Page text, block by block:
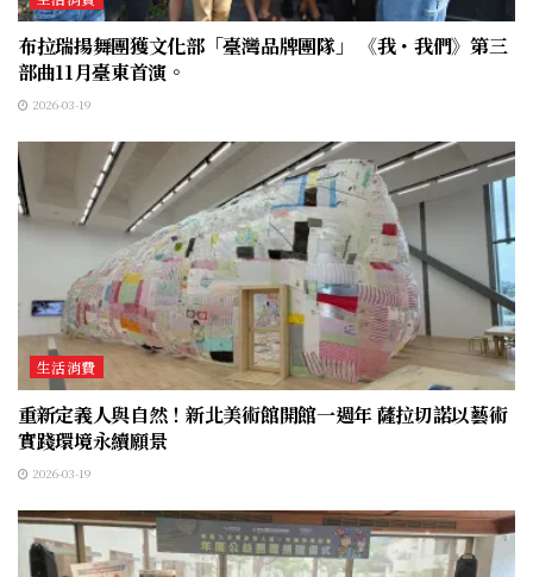
布拉瑞揚舞團獲文化部「臺灣品牌團隊」 《我・我們》第三
部曲11月臺東首演。
2026-03-19
生活消費
重新定義人與自然！新北美術館開館一週年 薩拉切諾以藝術
實踐環境永續願景
2026-03-19